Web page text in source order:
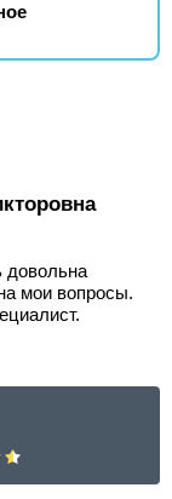
довольна
мои вопросы.